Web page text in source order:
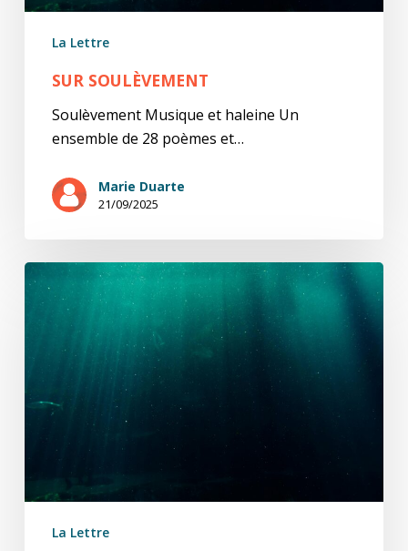
La Lettre
SUR SOULÈVEMENT
Soulèvement Musique et haleine Un
ensemble de 28 poèmes et…
Marie Duarte
21/09/2025
Soulèvement
La Lettre